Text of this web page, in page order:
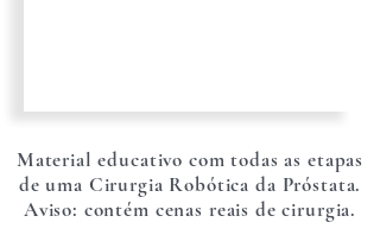
Material educativo com todas as etapas
de uma Cirurgia Robótica da Próstata.
Aviso: contém cenas reais de cirurgia.